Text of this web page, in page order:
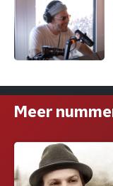
Meer